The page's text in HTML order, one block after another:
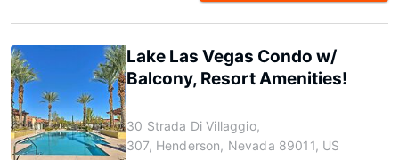
Lake Las Vegas Condo w/
Balcony, Resort Amenities!
30 Strada Di Villaggio,
307, Henderson, Nevada 89011, US